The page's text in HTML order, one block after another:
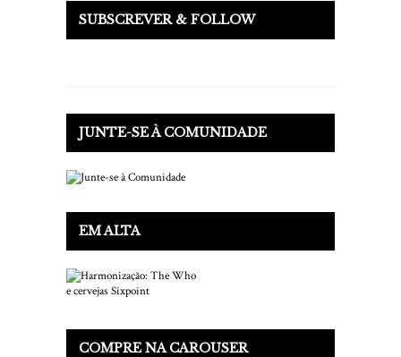
SUBSCREVER & FOLLOW
JUNTE-SE À COMUNIDADE
EM ALTA
COMPRE NA CAROUSER